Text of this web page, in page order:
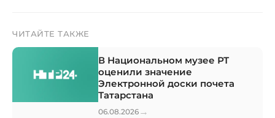
ЧИТАЙТЕ ТАКЖЕ
В Национальном музее РТ
оценили значение
Электронной доски почета
Татарстана
06.08.2026 →